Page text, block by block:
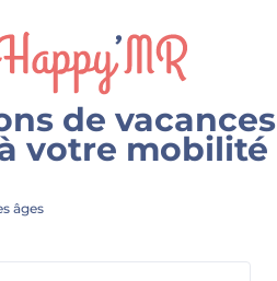
de vacances
votre mobilité
âges